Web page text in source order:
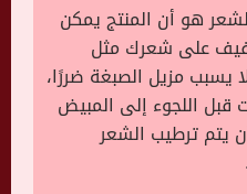
هو أن المنتج يمكن
على شعرك مثل
يسبب مزيل الصبغة ضررًا،
اللجوء إلى المبيض
يتم ترطيب الشعر